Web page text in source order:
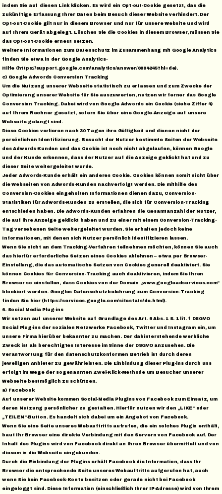
indem Sie auf diesen Link klicken. Es wird ein Opt-out-Cookie gesetzt, das die
zukünftige Erfassung Ihrer Daten beim Besuch dieser Website verhindert. Der
Opt-out-Cookie gilt nur in diesem Browser und nur für unsere Website und wird
auf Ihrem Gerät abgelegt. Löschen Sie die Cookies in diesem Browser, müssen Sie
das Opt-out-Cookie erneut setzen.
Weitere Informationen zum Datenschutz im Zusammenhang mit Google Analytics
finden Sie etwa in der Google Analytics-
Hilfe (https://support.google.com/analytics/answer/6004245?hl=de).
c) Google Adwords Conversion Tracking
Um die Nutzung unserer Webseite statistisch zu erfassen und zum Zwecke der
Optimierung unserer Website für Sie auszuwerten, nutzen wir ferner das Google
Conversion Tracking. Dabei wird von Google Adwords ein Cookie (siehe Ziffer 4)
auf Ihrem Rechner gesetzt, sofern Sie über eine Google-Anzeige auf unsere
Webseite gelangt sind.
Diese Cookies verlieren nach 30 Tagen ihre Gültigkeit und dienen nicht der
persönlichen Identifizierung. Besucht der Nutzer bestimmte Seiten der Webseite
des Adwords-Kunden und das Cookie ist noch nicht abgelaufen, können Google
und der Kunde erkennen, dass der Nutzer auf die Anzeige geklickt hat und zu
dieser Seite weitergeleitet wurde.
Jeder Adwords-Kunde erhält ein anderes Cookie. Cookies können somit nicht über
die Webseiten von Adwords-Kunden nachverfolgt werden. Die mithilfe des
Conversion-Cookies eingeholten Informationen dienen dazu, Conversion-
Statistiken für Adwords-Kunden zu erstellen, die sich für Conversion-Tracking
entschieden haben. Die Adwords-Kunden erfahren die Gesamtanzahl der Nutzer,
die auf ihre Anzeige geklickt haben und zu einer mit einem Conversion-Tracking-
Tag versehenen Seite weitergeleitet wurden. Sie erhalten jedoch keine
Informationen, mit denen sich Nutzer persönlich identifizieren lassen.
Wenn Sie nicht an dem Tracking-Verfahren teilnehmen möchten, können Sie auch
das hierfür erforderliche Setzen eines Cookies ablehnen – etwa per Browser-
Einstellung, die das automatische Setzen von Cookies generell deaktiviert. Sie
können Cookies für Conversion-Tracking auch deaktivieren, indem Sie Ihren
Browser so einstellen, dass Cookies von der Domain „www.googleadservices.com“
blockiert werden. Googles Datenschutzbelehrung zum Conversion-Tracking
finden Sie hier (https://services.google.com/sitestats/de.html).
6. Social Media Plug-ins
Wir setzen auf unserer Website auf Grundlage des Art. 6 Abs. 1 S. 1 lit. f DSGVO
Social Plug-ins der sozialen Netzwerke Facebook, Twitter und Instagram ein, um
unsere Firma hierüber bekannter zu machen. Der dahinterstehende werbliche
Zweck ist als berechtigtes Interesse im Sinne der DSGVO anzusehen. Die
Verantwortung für den datenschutzkonformen Betrieb ist durch deren
jeweiligen Anbieter zu gewährleisten. Die Einbindung dieser Plug-ins durch uns
erfolgt im Wege der sogenannten Zwei-Klick-Methode um Besucher unserer
Webseite bestmöglich zu schützen.
a) Facebook
Auf unserer Website kommen Social-Media Plugins von Facebook zum Einsatz, um
deren Nutzung persönlicher zu gestalten. Hierfür nutzen wir den „LIKE“ oder
„TEILEN“-Button. Es handelt sich dabei um ein Angebot von Facebook.
Wenn Sie eine Seite unseres Webauftritts aufrufen, die ein solches Plugin enthält,
baut Ihr Browser eine direkte Verbindung mit den Servern von Facebook auf. Der
Inhalt des Plugins wird von Facebook direkt an Ihren Browser übermittelt und von
diesem in die Webseite eingebunden.
Durch die Einbindung der Plugins erhält Facebook die Information, dass Ihr
Browser die entsprechende Seite unseres Webauftritts aufgerufen hat, auch
wenn Sie kein Facebook-Konto besitzen oder gerade nicht bei Facebook
eingeloggt sind. Diese Information (einschließlich Ihrer IP-Adresse) wird von Ihrem